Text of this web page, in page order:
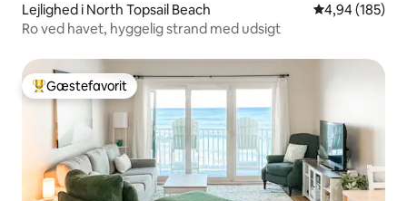
Lejlighed i North Topsail Beach 4,94 ud af 5 i
4,94 (185)
Ro ved havet, hyggelig strand med udsigt
Bedste gæstefavorit
Gæstefavorit